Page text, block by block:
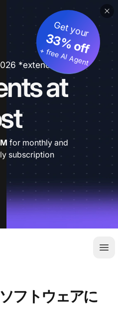
*extended
at
Get your
33% off
+ free AI Agent
for monthly and
subscription
メ
フトウェアに